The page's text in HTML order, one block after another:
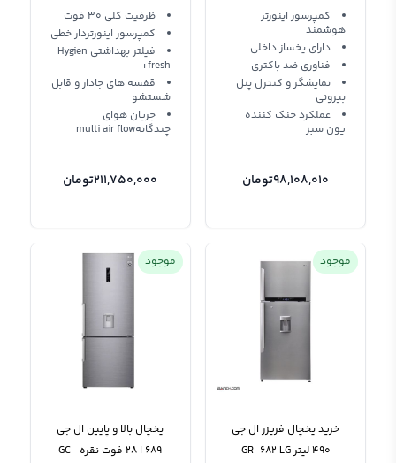
Refrigerator 752
کمپرسور اینورتر
هوشمند
دارای یخساز داخلی
فناوری ضد باکتری
نمایشگر و کنترل پنل
بیرونی
عملکرد خنک کننده
یون سبز
98,108,010تومان
Refrigerator 882
ظرفیت کلی 30 فوت
کمپرسور اینورتردار خطی
فیلتر بهداشتی Hygien
fresh+
قفسه های جادار و قابل
شستشو
جریان هوای
چندگانهmulti air flow
211,750,000تومان
موجود
خرید یخچال فریزر ال جی
490 لیتر GR-682 LG
موجود
یخچال بالا و پایین ال جی
689 ا 28 فوت نقره GC-